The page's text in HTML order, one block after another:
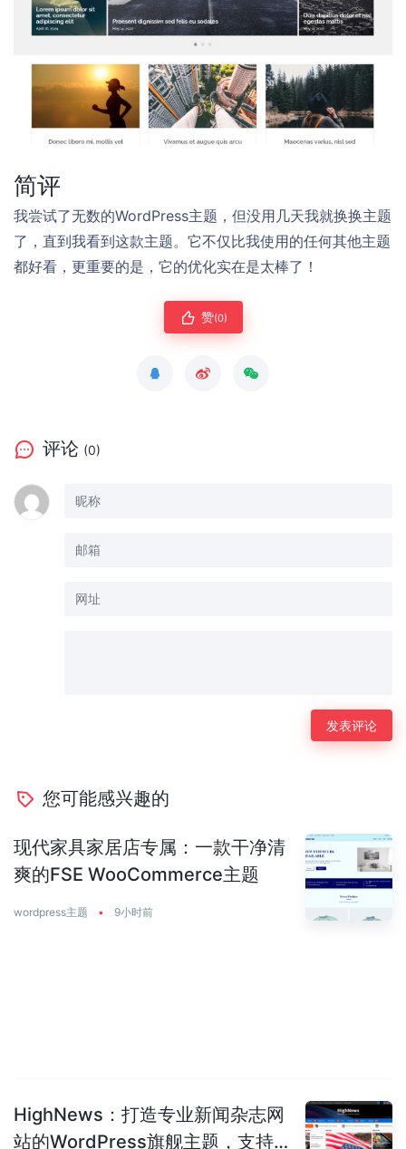
简评
我尝试了无数的WordPress主题，但没用几天我就换换主题
了，直到我看到这款主题。它不仅比我使用的任何其他主题
都好看，更重要的是，它的优化实在是太棒了！
赞(0)
评论 (0)
您可能感兴趣的
现代家具家居店专属：一款干净清
爽的FSE WooCommerce主题
wordpress主题 • 9小时前
HighNews：打造专业新闻杂志网
站的WordPress旗舰主题，支持